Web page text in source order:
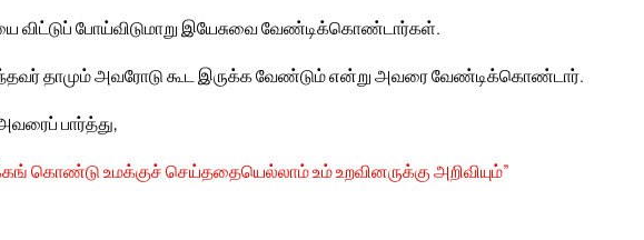
விட்டுப் போய்விடுமாறு இயேசுவை வேண்டிக்கொண்டார்கள்.
தாமும் அவரோடு கூட இருக்க வேண்டும் என்று அவரை வேண்டிக்கொண்டார்.
பார்த்து,
கொண்டு உமக்குச் செய்ததையெல்லாம் உம் உறவினருக்கு அறிவியும்”